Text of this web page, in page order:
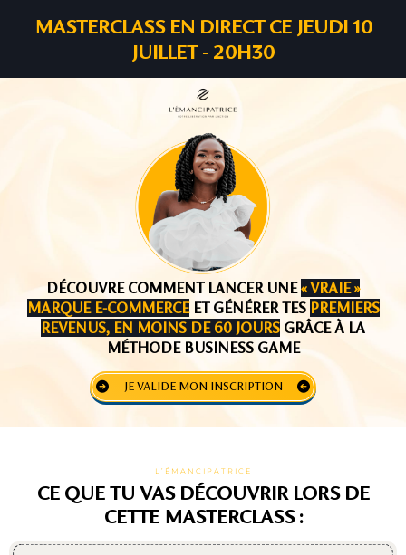
MASTERCLASS EN DIRECT CE JEUDI 10
JUILLET - 20H30
DÉCOUVRE COMMENT LANCER UNE« VRAIE »
MARQUE E-COMMERCEET GÉNÉRER TES PREMIERS
REVENUS, EN MOINS DE 60 JOURS GRÂCE À LA
MÉTHODE BUSINESS GAME
JE VALIDE MON INSCRIPTION
L’ÉMANCIPATRICE
CE QUE TU VAS DÉCOUVRIR LORS DE
CETTE MASTERCLASS :